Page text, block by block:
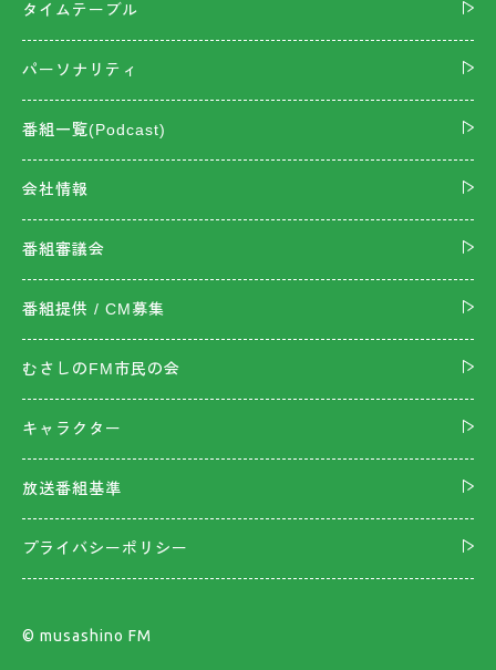
タイムテーブル
パーソナリティ
番組一覧(Podcast)
会社情報
番組審議会
番組提供 / CM募集
むさしのFM市民の会
キャラクター
放送番組基準
プライバシーポリシー
©︎ musashino FM